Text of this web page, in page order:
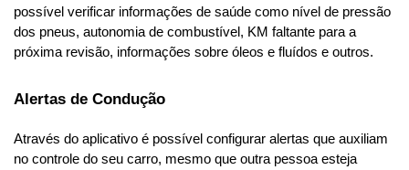
possível verificar informações de saúde como nível de pressão
dos pneus, autonomia de combustível, KM faltante para a
próxima revisão, informações sobre óleos e fluídos e outros.
Alertas de Condução
Através do aplicativo é possível configurar alertas que auxiliam
no controle do seu carro, mesmo que outra pessoa esteja